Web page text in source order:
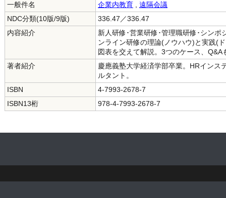
一般件名
企業内教育
遠隔会議
NDC分類(10版/9版)
336.47／336.47
内容紹介
新人研修･営業研修･管理職研修･シン
ンライン研修の理論(ノウハウ)と実践(
図表を交えて解説。3つのケース、Q&A
著者紹介
慶應義塾大学経済学部卒業。HRインス
ルタント。
ISBN
4-7993-2678-7
ISBN13桁
978-4-7993-2678-7